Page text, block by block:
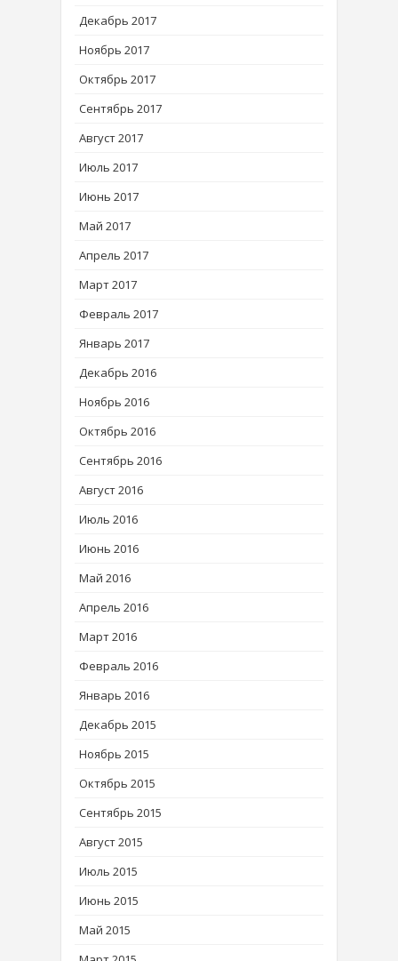
Декабрь 2017
Ноябрь 2017
Октябрь 2017
Сентябрь 2017
Август 2017
Июль 2017
Июнь 2017
Май 2017
Апрель 2017
Март 2017
Февраль 2017
Январь 2017
Декабрь 2016
Ноябрь 2016
Октябрь 2016
Сентябрь 2016
Август 2016
Июль 2016
Июнь 2016
Май 2016
Апрель 2016
Март 2016
Февраль 2016
Январь 2016
Декабрь 2015
Ноябрь 2015
Октябрь 2015
Сентябрь 2015
Август 2015
Июль 2015
Июнь 2015
Май 2015